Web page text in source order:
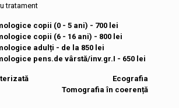
tratament
copii (0 - 5 ani) - 700 lei
copii (6 - 16 ani) - 800 lei
adulți - de la 850 lei
pens.de vârstă/inv.gr.I - 650 lei
comuterizată Ecografia
în coerență